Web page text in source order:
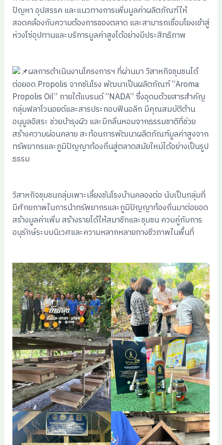
ปัญหา อุปสรรค และแนวทางการเพิ่มมูลค่าผลิตภัณฑ์ให้
สอดคล้องกับความต้องการของตลาด และสามารถเชื่อมโยงเข้าสู่
ห่วงโซ่อุปทานและบริการมูลค่าสูงได้อย่างมีประสิทธิภาพ
ผลการดำเนินงานโครงการฯ ที่ผ่านมา วิสาหกิจชุมชนได้
ต่อยอด Propolis จากชันโรง พัฒนาเป็นผลิตภัณฑ์ “Aroma
Propolis Oil” ภายใต้แบรนด์ “NADA” ซึ่งอุดมด้วยสารสำคัญ
กลุ่มฟลาโวนอยด์และสารประกอบฟีนอลิก มีคุณสมบัติต้าน
อนุมูลอิสระ ช่วยบำรุงผิว และมีกลิ่นหอมจากธรรมชาติที่ช่วย
สร้างความผ่อนคลาย สะท้อนการพัฒนาผลิตภัณฑ์มูลค่าสูงจาก
ทรัพยากรและภูมิปัญญาท้องถิ่นสู่ตลาดสมัยใหม่ได้อย่างเป็นรูป
ธรรม
วิสาหกิจชุมชนกลุ่มเพาะเลี้ยงชันโรงบ้านคลองต่อ นับเป็นกลุ่มที่
มีศักยภาพในการนำทรัพยากรและภูมิปัญญาท้องถิ่นมาต่อยอด
สร้างมูลค่าเพิ่ม สร้างรายได้ให้สมาชิกและชุมชน ควบคู่กับการ
อนุรักษ์ระบบนิเวศและความหลากหลายทางชีวภาพในพื้นที่